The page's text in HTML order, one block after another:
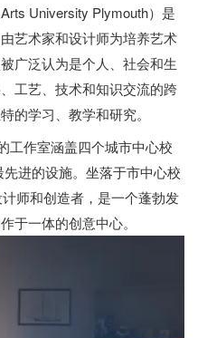
Arts University Plymouth）是
艺术家和设计师为培养艺术
广泛认为是个人、社会和生
工艺、技术和知识交流的跨
的学习、教学和研究。
工作室涵盖四个城市中心校
进的设施。坐落于市中心校
师和创造者，是一个蓬勃发
于一体的创意中心。